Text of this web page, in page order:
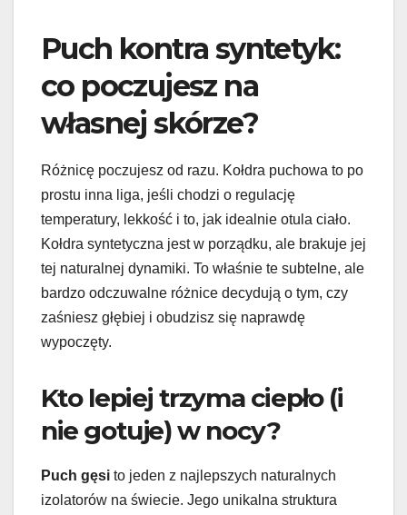
Puch kontra syntetyk:
co poczujesz na
własnej skórze?
Różnicę poczujesz od razu. Kołdra puchowa to po
prostu inna liga, jeśli chodzi o regulację
temperatury, lekkość i to, jak idealnie otula ciało.
Kołdra syntetyczna jest w porządku, ale brakuje jej
tej naturalnej dynamiki. To właśnie te subtelne, ale
bardzo odczuwalne różnice decydują o tym, czy
zaśniesz głębiej i obudzisz się naprawdę
wypoczęty.
Kto lepiej trzyma ciepło (i
nie gotuje) w nocy?
Puch gęsi to jeden z najlepszych naturalnych
izolatorów na świecie. Jego unikalna struktura